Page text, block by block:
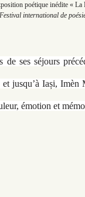
poétique inédite « La
Festival international de
de ses séjours
jusqu’à Iași, Imèn
émotion et